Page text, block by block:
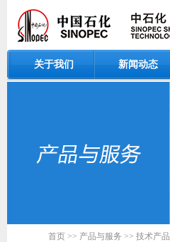
关于我们 新闻动态
首页 >> 产品与服务 >> 技术产品